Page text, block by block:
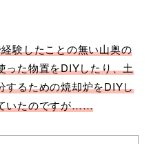
験したことの無い山奥の
った物置をDIYしたり、土
するための焼却炉をDIYし
いたのですが……